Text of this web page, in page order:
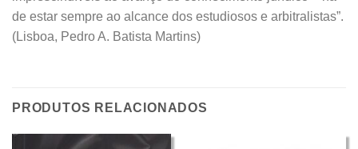
de estar sempre ao alcance dos estudiosos e arbitralistas”.
(Lisboa, Pedro A. Batista Martins)
PRODUTOS RELACIONADOS